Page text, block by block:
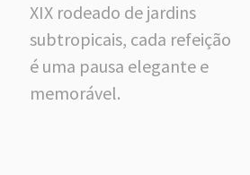
XIX rodeado de jardins
subtropicais, cada refeição
é uma pausa elegante e
memorável.